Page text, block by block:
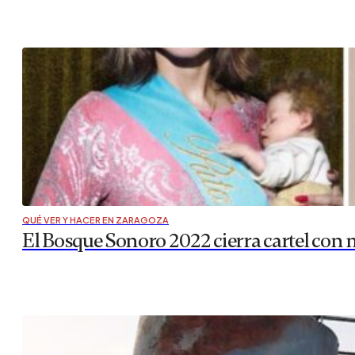
QUÉ VER Y HACER EN ZARAGOZA
El Bosque Sonoro 2022 cierra cartel con